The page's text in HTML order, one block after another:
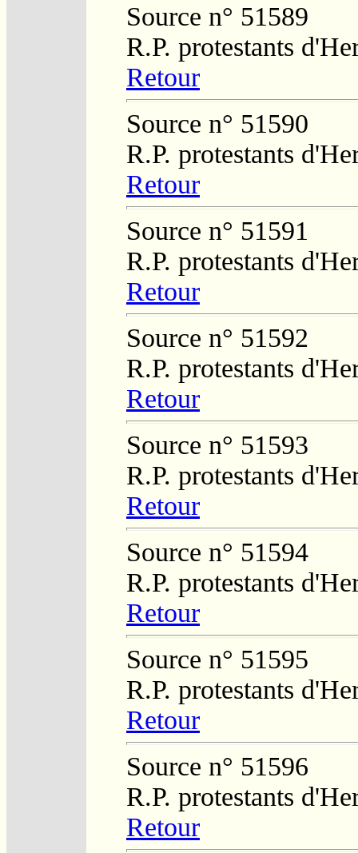
Source n° 51589
R.P. protestants
Retour
Source n° 51590
R.P. protestants
Retour
Source n° 51591
R.P. protestants
Retour
Source n° 51592
R.P. protestants
Retour
Source n° 51593
R.P. protestants
Retour
Source n° 51594
R.P. protestants
Retour
Source n° 51595
R.P. protestants
Retour
Source n° 51596
R.P. protestants
Retour